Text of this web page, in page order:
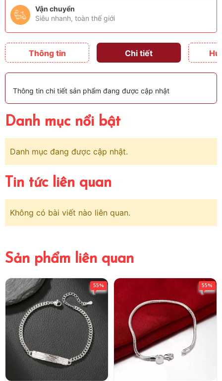
Vận chuyển
Siêu nhanh, toàn thế giới
Thông tin Chi tiết
Thông tin chi tiết sản phẩm đang được cập nhật
Danh mục nổi bật
Danh mục đang được cập nhật.
Tin tức liên quan
Không có bài viết nào liên quan.
Sản phẩm liên quan
55% 55%